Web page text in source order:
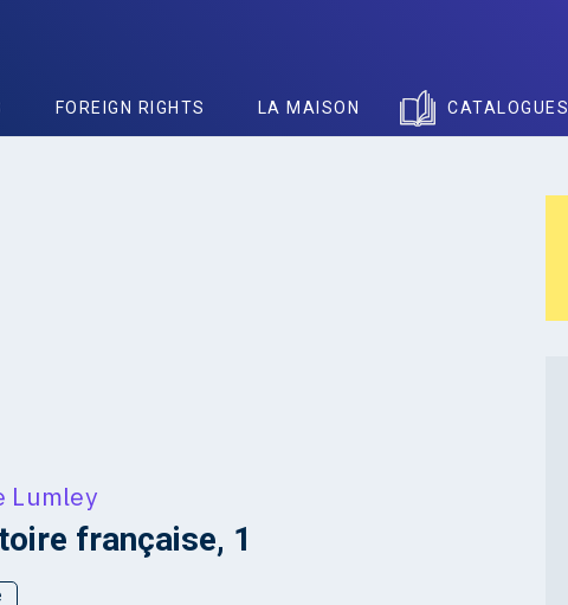
FOREIGN RIGHTS LA MAISON CATALOGUES
Lumley
française, 1